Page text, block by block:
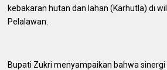
kebakaran hutan dan lahan (Karhutla) di
Pelalawan.
Bupati Zukri menyampaikan bahwa